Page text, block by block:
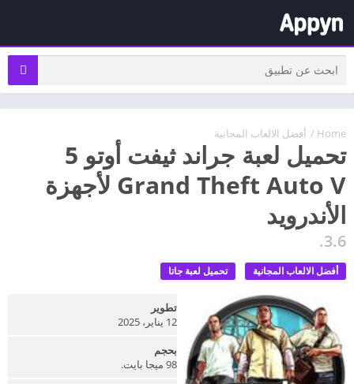
Home
/ أفضل الالعاب المجانية
تحميل لعبة جراند ثيفت أوتو 5
Grand Theft Auto V لأجهزة
الأندرويد
3.6.
أفضل الالعاب المجانية تحميل لعبة جاتا
تطوير
12 يناير، 2025
بحجم
98 ميجا بايت.